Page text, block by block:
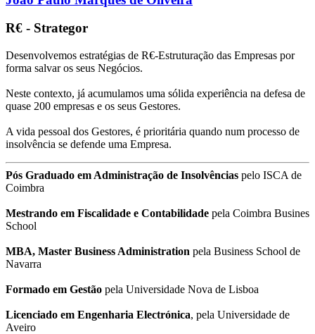
R€ - Strategor
Desenvolvemos estratégias de R€-Estruturação das Empresas por
forma salvar os seus Negócios.
Neste contexto, já acumulamos uma sólida experiência na defesa de
quase 200 empresas e os seus Gestores.
A vida pessoal dos Gestores, é prioritária quando num processo de
insolvência se defende uma Empresa.
Pós Graduado em Administração de Insolvências pelo ISCA de
Coimbra
Mestrando em Fiscalidade e Contabilidade pela Coimbra Busines
School
MBA, Master Business Administration pela Business School de
Navarra
Formado em Gestão pela Universidade Nova de Lisboa
Licenciado em Engenharia Electrónica, pela Universidade de
Aveiro